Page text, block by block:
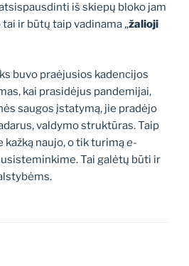
iš skiepų bloko jam
ir būtų taip vadinama „žalioji
buvo praėjusios kadencijos
kai prasidėjus pandemijai,
saugos įstatymą, jie pradėjo
valdymo struktūras. Taip
kažką naujo, o tik turimąe-
Tai galėtų būti ir